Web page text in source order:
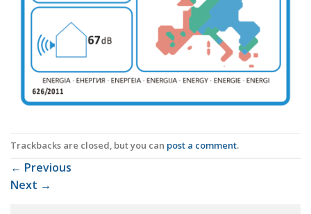
Trackbacks are closed, but you can post a comment.
← Previous
Next →